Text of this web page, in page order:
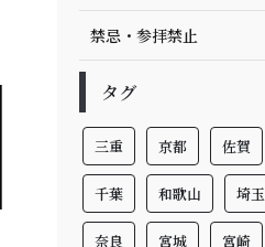
禁忌・参拝禁止
タグ
三重 京都 佐賀
千葉 和歌山 埼玉
奈良 宮城 宮崎